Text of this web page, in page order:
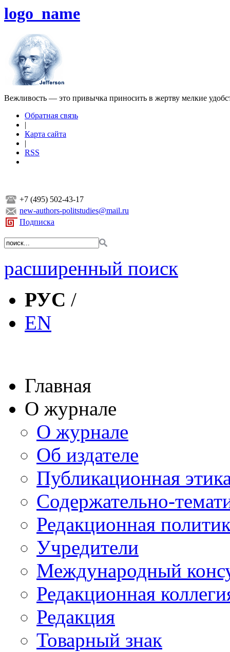
logo_name
Вежливость — это привычка приносить в жертву мелкие
Обратная связь
|
Карта сайта
|
RSS
+7 (495) 502-43-17
new-authors-politstudies@mail.ru
Подписка
расширенный поиск
РУС /
EN
Главная
О журнале
О журнале
Об издателе
Публикационная
Содержательно-
Редакционная
Учредители
Международный
Редакционная
Редакция
Товарный знак